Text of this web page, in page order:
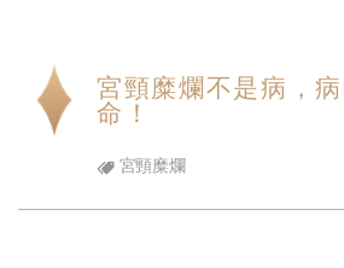
宮頸糜爛不是病，
命！
宮頸糜爛